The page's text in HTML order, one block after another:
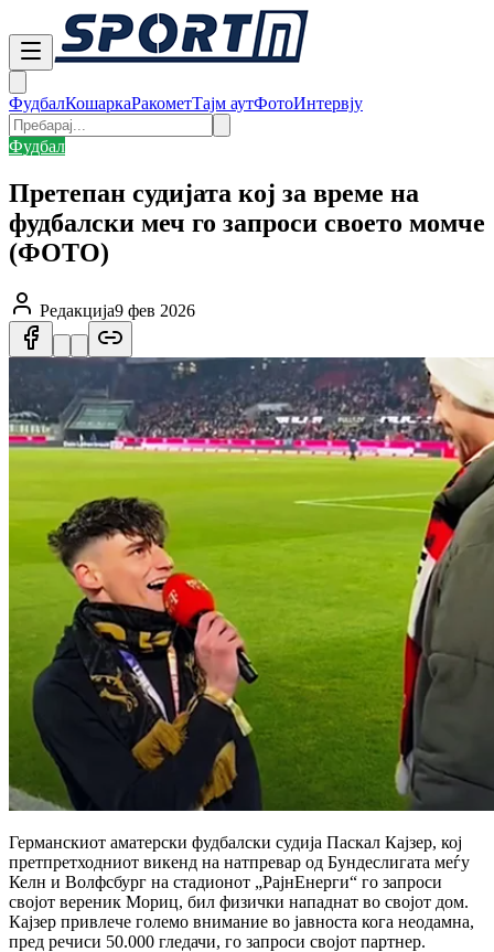
ФудбалКошаркаРакометТајм аутФотоИнтервју
Фудбал
Претепан судијата кој за време на
фудбалски меч го запроси своето момче
(ФОТО)
Редакција9 фев 2026
Германскиот аматерски фудбалски судија Паскал Кајзер, кој
претпретходниот викенд на натпревар од Бундеслигата меѓу
Келн и Волфсбург на стадионот „РајнЕнерги“ го запроси
својот вереник Мориц, бил физички нападнат во својот дом.
Кајзер привлече големо внимание во јавноста кога неодамна,
пред речиси 50.000 гледачи, го запроси својот партнер.